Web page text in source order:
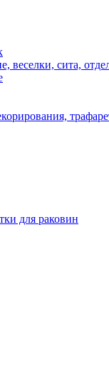
веселки, сита,
для раковин